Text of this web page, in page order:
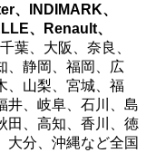
、INDIMARK、
、Renault、
葉、大阪、奈良、
、静岡、福岡、広
、山梨、宮城、福
井、岐阜、石川、島
田、高知、香川、徳
大分、沖縄など全国